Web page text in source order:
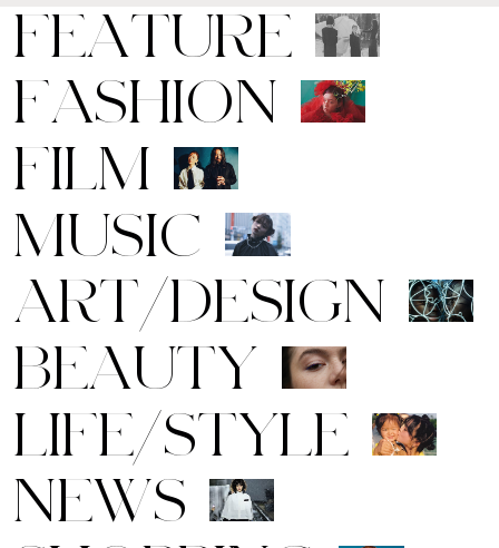
FEATURE
FASHION
FILM
MUSIC
ART/DESIGN
BEAUTY
LIFE/STYLE
NEWS